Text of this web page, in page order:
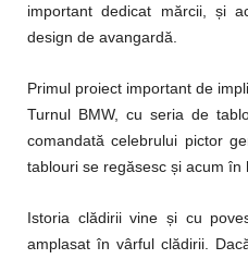
important dedicat mărcii, și
design de avangardă.
Primul proiect important de
Turnul BMW, cu seria de
comandată celebrului pictor
tablouri se regăsesc și acum în
Istoria clădirii vine și cu
amplasat în vârful clădirii.